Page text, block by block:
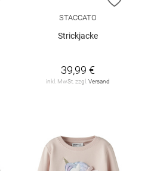
STACCATO
Strickjacke
39,99 €
inkl. MwSt. zzgl. Versand